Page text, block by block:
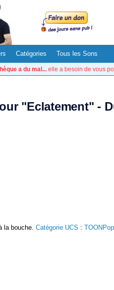
Catégories Tous les Sons
a du mal... elle a besoin de vous
"Eclatement" -
la bouche. Catégorie UCS : TOONPop